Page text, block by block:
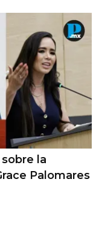
la
Palomares